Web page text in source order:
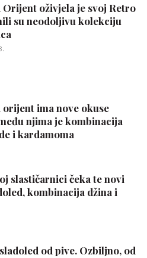
Orijent oživjela je svoj Retro
su neodoljivu kolekciju
orijent ima nove okuse
njima je kombinacija
i kardamoma
slastičarnici čeka te novi
kombinacija džina i
od pive. Ozbiljno, od